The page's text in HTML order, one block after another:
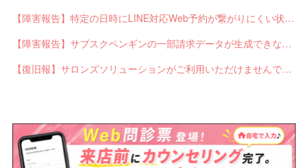
【障害報告】特定の日時にLINE対応Web予約が繋がりにくい状態が発生していました
【障害報告】サブスクペンギンの一部請求データが生成できない不具合が発生していました
【復旧報】サロンズソリューションがご利用いただけませんでした（4/16追記）